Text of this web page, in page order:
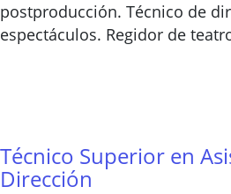
postproducción. Técnico de
espectáculos. Regidor de
Técnico Superior en
Dirección